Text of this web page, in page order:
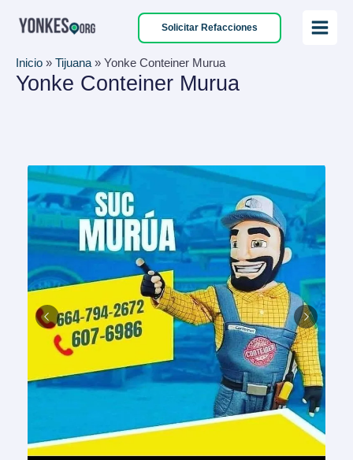
Solicitar Refacciones
Main
Inicio » Tijuana » Yonke Conteiner Murua
Yonke Conteiner Murua